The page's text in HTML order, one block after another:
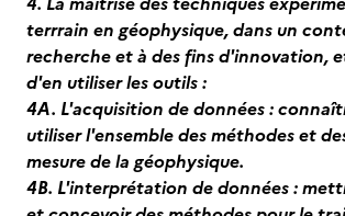
terrrain en géophysique, dans un
recherche et à des fins d'innovation,
d'en utiliser les outils :
4A. L'acquisition de données :
utiliser l'ensemble des méthodes et
mesure de la géophysique.
4B. L'interprétation de données :